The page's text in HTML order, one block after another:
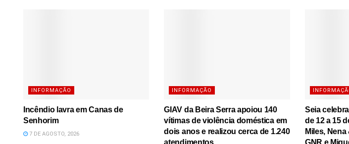
INFORMAÇÃO
Incêndio lavra em Canas de
Senhorim
7 DE AGOSTO, 2026
INFORMAÇÃO
GIAV da Beira Serra apoiou 140
vítimas de violência doméstica em
dois anos e realizou cerca de 1.240
atendimentos
Seia
de 12 a 15
Miles,
GNR e